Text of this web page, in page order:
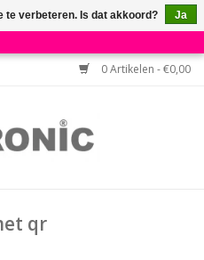
×
0 Artikelen - €0,00
qr
te verbeteren. Is dat akkoord?
Ja